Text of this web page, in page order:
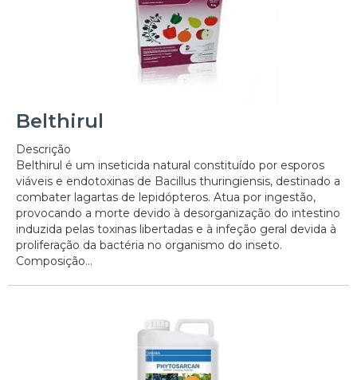
Belthirul
Descrição
Belthirul é um inseticida natural constituído por esporos
viáveis e endotoxinas de Bacillus thuringiensis, destinado a
combater lagartas de lepidópteros. Atua por ingestão,
provocando a morte devido à desorganização do intestino
induzida pelas toxinas libertadas e à infeção geral devida à
proliferação da bactéria no organismo do inseto.
Composição...